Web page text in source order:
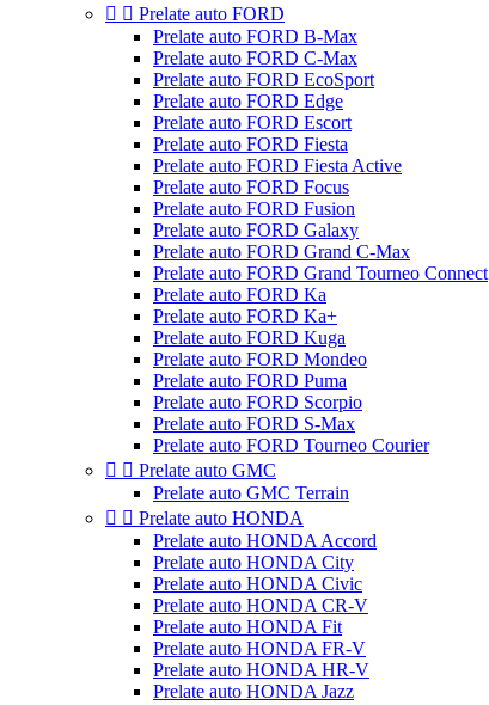
  Prelate auto FORD
Prelate auto FORD B-Max
Prelate auto FORD C-Max
Prelate auto FORD EcoSport
Prelate auto FORD Edge
Prelate auto FORD Escort
Prelate auto FORD Fiesta
Prelate auto FORD Fiesta Active
Prelate auto FORD Focus
Prelate auto FORD Fusion
Prelate auto FORD Galaxy
Prelate auto FORD Grand C-Max
Prelate auto FORD Grand Tourneo Connect
Prelate auto FORD Ka
Prelate auto FORD Ka+
Prelate auto FORD Kuga
Prelate auto FORD Mondeo
Prelate auto FORD Puma
Prelate auto FORD Scorpio
Prelate auto FORD S-Max
Prelate auto FORD Tourneo Courier
  Prelate auto GMC
Prelate auto GMC Terrain
  Prelate auto HONDA
Prelate auto HONDA Accord
Prelate auto HONDA City
Prelate auto HONDA Civic
Prelate auto HONDA CR-V
Prelate auto HONDA Fit
Prelate auto HONDA FR-V
Prelate auto HONDA HR-V
Prelate auto HONDA Jazz